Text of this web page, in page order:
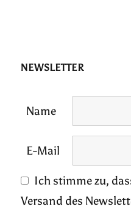
NEWSLETTER
Name
E-Mail
Ich stimme zu,
Versand des